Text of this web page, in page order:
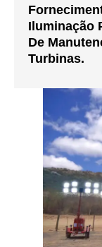
Iluminação
De
Turbinas.